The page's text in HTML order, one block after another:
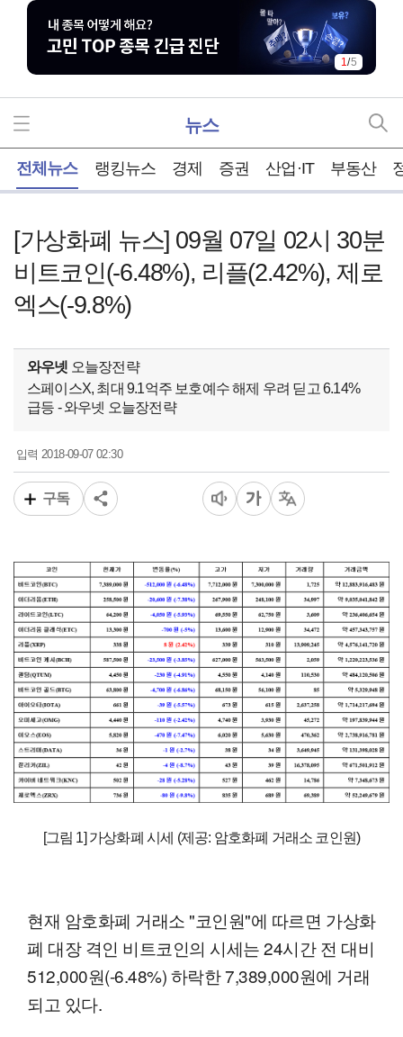
1/5
뉴스
전체뉴스 랭킹뉴스 경제 증권 산업·IT 부동산
[가상화폐 뉴스] 09월 07일 02시 30분
비트코인(-6.48%), 리플(2.42%), 제로
엑스(-9.8%)
와우넷 오늘장전략
스페이스X, 최대 9.1억주 보호예수 해제 우려 딛고 6.14%
급등 - 와우넷 오늘장전략
입력2018-09-07 02:30
구독
[그림 1] 가상화폐 시세 (제공: 암호화폐 거래소 코인원)
현재 암호화폐 거래소 "코인원"에 따르면 가상화
폐 대장 격인 비트코인의 시세는 24시간 전 대비
512,000원(-6.48%) 하락한 7,389,000원에 거래
되고 있다.